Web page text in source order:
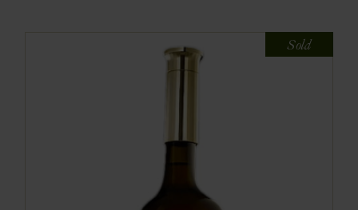
Sold